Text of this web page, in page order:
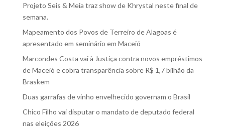
Projeto Seis & Meia traz show de Khrystal neste final de
semana.
Mapeamento dos Povos de Terreiro de Alagoas é
apresentado em seminário em Maceió
Marcondes Costa vai à Justiça contra novos empréstimos
de Maceió e cobra transparência sobre R$ 1,7 bilhão da
Braskem
Duas garrafas de vinho envelhecido governam o Brasil
Chico Filho vai disputar o mandato de deputado federal
nas eleições 2026